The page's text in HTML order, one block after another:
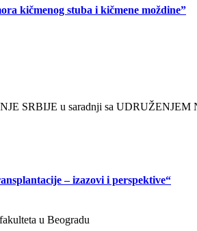
kičmenog stuba i kičmene moždine”
SRBIJE u saradnji sa
– izazovi i perspektive“
u Beogradu